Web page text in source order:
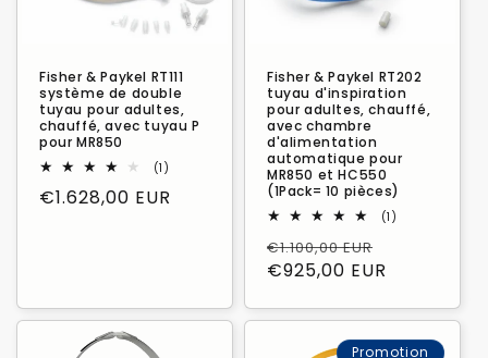
Fisher & Paykel RT111
système de double
tuyau pour adultes,
chauffé, avec tuyau P
pour MR850
(1)
des
Prix
€1.628,00 EUR
Fisher & Paykel RT202
tuyau d'inspiration
pour adultes, chauffé,
avec chambre
d'alimentation
automatique pour
MR850 et HC550
(1Pack= 10 pièces)
(1)
Prix
habituel
€1.100,00 EUR
€925,00 EUR
Promotion